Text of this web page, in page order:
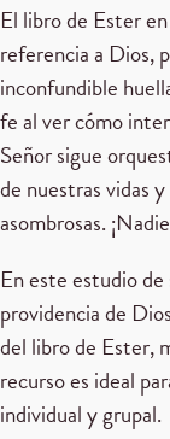
El libro de Ester
referencia a Dios,
inconfundible
fe al ver cómo
Señor sigue
de nuestras vidas
asombrosas.
En este estudio
providencia de
del libro de Ester,
recurso es ideal
individual y grupal.